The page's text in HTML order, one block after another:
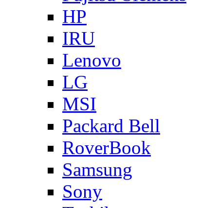
HP
IRU
Lenovo
LG
MSI
Packard Bell
RoverBook
Samsung
Sony